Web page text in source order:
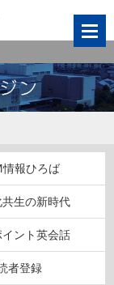
情報ひろば
生の新時代
イント英会話
者登録